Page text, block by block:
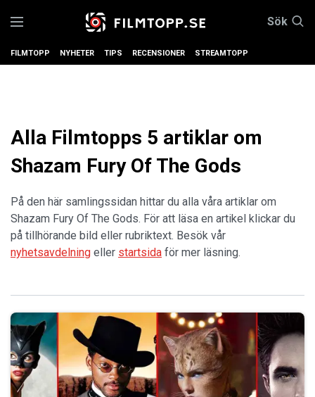
Sök
FILMTOPP NYHETER TIPS RECENSIONER STREAMTOPP
Alla Filmtopps 5 artiklar om
Shazam Fury Of The Gods
På den här samlingssidan hittar du alla våra artiklar om
Shazam Fury Of The Gods. För att läsa en artikel klickar du
på tillhörande bild eller rubriktext. Besök vår
nyhetsavdelning eller startsida för mer läsning.